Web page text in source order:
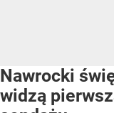
Nawrocki
widzą